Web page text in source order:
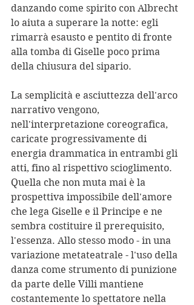
danzando come spirito con Albrecht
lo aiuta a superare la notte: egli
rimarrà esausto e pentito di fronte
alla tomba di Giselle poco prima
della chiusura del sipario.
La semplicità e asciuttezza dell'arco
narrativo vengono,
nell'interpretazione coreografica,
caricate progressivamente di
energia drammatica in entrambi gli
atti, fino al rispettivo scioglimento.
Quella che non muta mai è la
prospettiva impossibile dell'amore
che lega Giselle e il Principe e ne
sembra costituire il prerequisito,
l'essenza. Allo stesso modo - in una
variazione metateatrale - l'uso della
danza come strumento di punizione
da parte delle Villi mantiene
costantemente lo spettatore nella